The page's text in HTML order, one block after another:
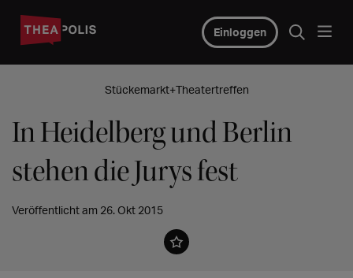
Einloggen
Stückemarkt+Theatertreffen
In Heidelberg und Berlin
stehen die Jurys fest
Veröffentlicht am 26. Okt 2015